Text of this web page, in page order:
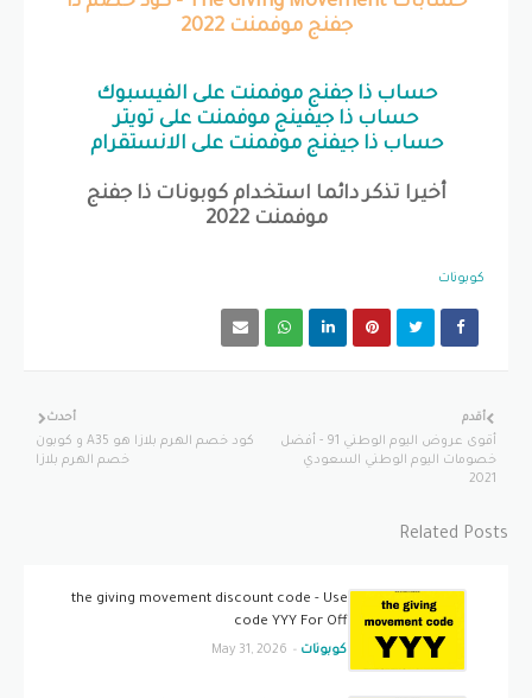
جفنج موفمنت 2022
حساب ذا جفنج موفمنت على الفيسبوك
حساب ذا جيفينج موفمنت على تويتر
حساب ذا جيفنج موفمنت على الانستقرام
أخيرا تذكر دائما استخدام كوبونات ذا جفنج
موفمنت 2022
كوبونات
أحدث
كود خصم الهرم بلازا هو A35 و كوبون
خصم الهرم بلازا
أقدم
أقوى عروض اليوم الوطني 91 - أفضل
خصومات اليوم الوطني السعودي
2021
Related Posts
the giving movement discount code - Use
code YYY For Off
كوبونات -
May 31, 2026